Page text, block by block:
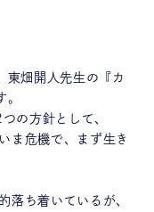
東畑開人先生の『カ
。
の方針として、
いま危機で、まず生き
落ち着いているが、